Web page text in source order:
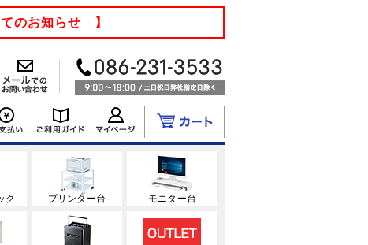
のお知らせ 】
ク プリンター台 モニター台